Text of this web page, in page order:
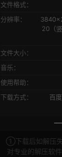
文件格式：
分辨率：
20（
文件大小：
音乐：
使用帮助：
下载方式：
百
①下载后如解压
对专业的解压软